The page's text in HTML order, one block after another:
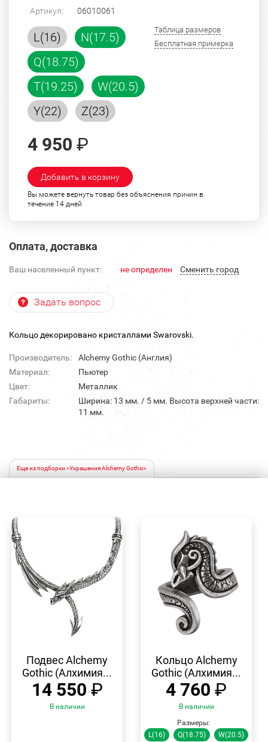
Артикул: 06010061
L(16)
N(17.5)
Q(18.75)
T(19.25)
W(20.5)
Y(22)
Z(23)
Таблица размеров
Бесплатная примерка
4 950 ₽
Добавить в корзину
Вы можете вернуть товар без объяснения причин в
течение 14 дней
Оплата, доставка
Ваш населенный пункт: не определен Cменить город
Задать вопрос
Кольцо декорировано кристаллами Swarovski.
Производитель:
Alchemy Gothic (Англия)
Материал:
Пьютер
Цвет:
Металлик
Габариты:
Ширина: 13 мм. / 5 мм. Высота верхней части:
11 мм.
Еще из подборки «Украшения Alchemy Gothic»
ПРОСМОТР
Подвес Alchemy
Gothic (Алхимия...
14 550 ₽
В наличии
ПРОСМОТР
Кольцо Alchemy
Gothic (Алхимия...
4 760 ₽
В наличии
Размеры:
L(16)
Q(18.75) W(20.5)